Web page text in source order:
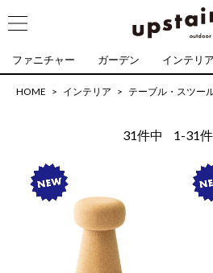
ファニチャー ガーデン インテリア
HOME インテリア テーブル・スツー
31件中 1-31